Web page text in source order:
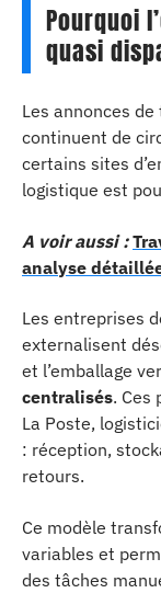
Pourquoi
quasi
Les annonces
continuent de
certains sites
logistique est
A voir aussi :
analyse
Les entreprises
externalisent
et l’emballage
centralisés. Ces
La Poste,
: réception,
retours.
Ce modèle
variables et
des tâches